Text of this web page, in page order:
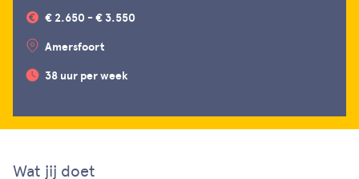
€ 2.650 - € 3.550
Amersfoort
38 uur per week
Wat jij doet